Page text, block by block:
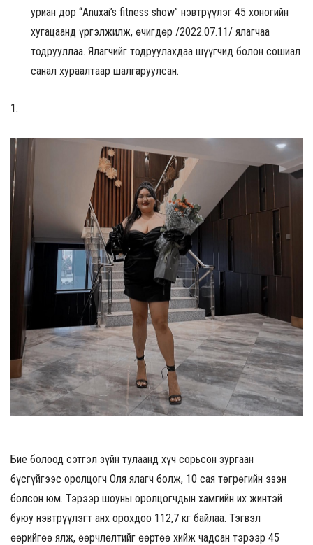
уриан дор “Anuxai’s fitness show” нэвтрүүлэг 45 хоногийн
хугацаанд үргэлжилж, өчигдөр /2022.07.11/ ялагчаа
тодрууллаа. Ялагчийг тодруулахдаа шүүгчид болон сошиал
санал хураалтаар шалгаруулсан.
1.
Бие болоод сэтгэл зүйн тулаанд хүч сорьсон зургаан
бүсгүйгээс оролцогч Оля ялагч болж, 10 сая төгрөгийн эзэн
болсон юм. Тэрээр шоуны оролцогчдын хамгийн их жинтэй
буюу нэвтрүүлэгт анх орохдоо 112,7 кг байлаа. Тэгвэл
өөрийгөө ялж, өөрчлөлтийг өөртөө хийж чадсан тэрээр 45